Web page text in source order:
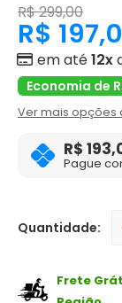
R$ 299,00
R$
em até12x
Economia de
Ver mais
R$
Pague
Quantidade:
Frete